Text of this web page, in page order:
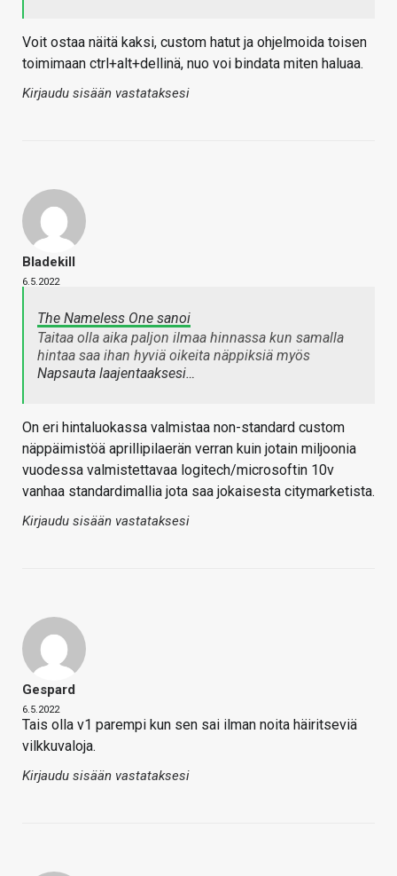
Voit ostaa näitä kaksi, custom hatut ja ohjelmoida toisen
toimimaan ctrl+alt+dellinä, nuo voi bindata miten haluaa.
Kirjaudu sisään vastataksesi
Bladekill
6.5.2022
The Nameless One sanoi
Taitaa olla aika paljon ilmaa hinnassa kun samalla
hintaa saa ihan hyviä oikeita näppiksiä myös
Napsauta laajentaaksesi…
On eri hintaluokassa valmistaa non-standard custom
näppäimistöä aprillipilaerän verran kuin jotain miljoonia
vuodessa valmistettavaa logitech/microsoftin 10v
vanhaa standardimallia jota saa jokaisesta citymarketista.
Kirjaudu sisään vastataksesi
Gespard
6.5.2022
Tais olla v1 parempi kun sen sai ilman noita häiritseviä
vilkkuvaloja.
Kirjaudu sisään vastataksesi